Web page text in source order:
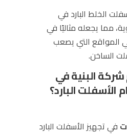
الخلط البارد في
مما يجعله مثاليًا في
المواقع التي يصعب
الساخن.
البنية في
البارد؟
في تجهيز الأسفلت البارد